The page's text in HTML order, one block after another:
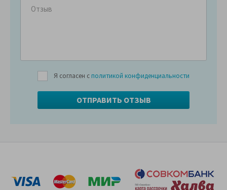
Я согласен с политикой конфиденциальности